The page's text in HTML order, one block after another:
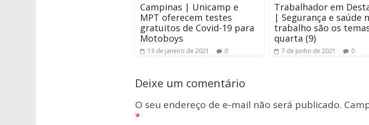
Campinas | Unicamp e
MPT oferecem testes
gratuitos de Covid-19 para
Motoboys
13 de janeiro de 2021 0
Trabalhador em
| Segurança e saúde
trabalho são os
quarta (9)
7 de junho de 2021 0
Deixe um comentário
O seu endereço de e-mail não será publicado.
*